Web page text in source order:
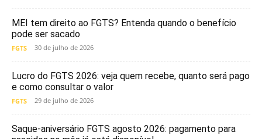
MEI tem direito ao FGTS? Entenda quando o benefício
pode ser sacado
FGTS 30 de julho de 2026
Lucro do FGTS 2026: veja quem recebe, quanto será pago
e como consultar o valor
FGTS 29 de julho de 2026
Saque-aniversário FGTS agosto 2026: pagamento para